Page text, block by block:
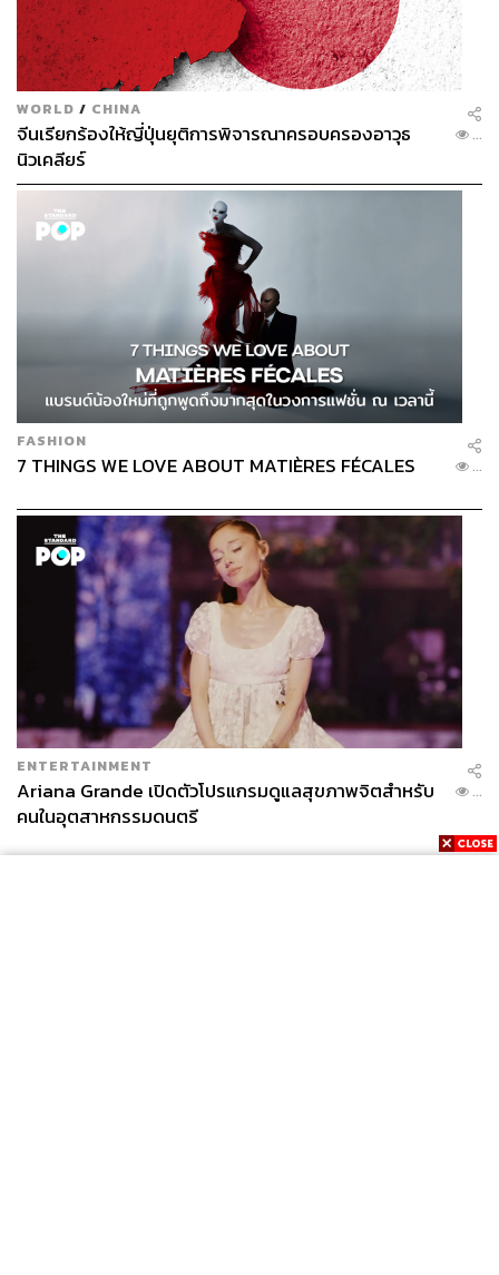
WORLD / CHINA
จีนเรียกร้องให้ญี่ปุ่นยุติการพิจารณาครอบครองอาวุธ
นิวเคลียร์
...
FASHION
7 THINGS WE LOVE ABOUT MATIÈRES FÉCALES ...
ENTERTAINMENT
Ariana Grande เปิดตัวโปรแกรมดูแลสุขภาพจิตสำหรับ
คนในอุตสาหกรรมดนตรี
...